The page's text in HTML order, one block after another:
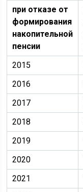
при отказе от
формирования
накопительной
пенсии
2015
2016
2017
2018
2019
2020
2021